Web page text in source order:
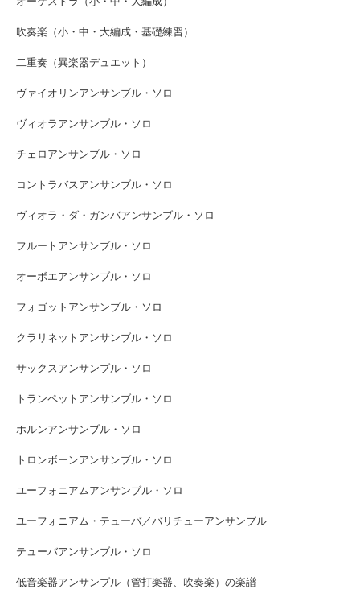
吹奏楽（小・中・大編成・基礎練習）
二重奏（異楽器デュエット）
ヴァイオリンアンサンブル・ソロ
ヴィオラアンサンブル・ソロ
チェロアンサンブル・ソロ
コントラバスアンサンブル・ソロ
ヴィオラ・ダ・ガンバアンサンブル・ソロ
フルートアンサンブル・ソロ
オーボエアンサンブル・ソロ
フォゴットアンサンブル・ソロ
クラリネットアンサンブル・ソロ
サックスアンサンブル・ソロ
トランペットアンサンブル・ソロ
ホルンアンサンブル・ソロ
トロンボーンアンサンブル・ソロ
ユーフォニアムアンサンブル・ソロ
ユーフォニアム・テューバ／バリチューアンサンブル
テューバアンサンブル・ソロ
低音楽器アンサンブル（管打楽器、吹奏楽）の楽譜